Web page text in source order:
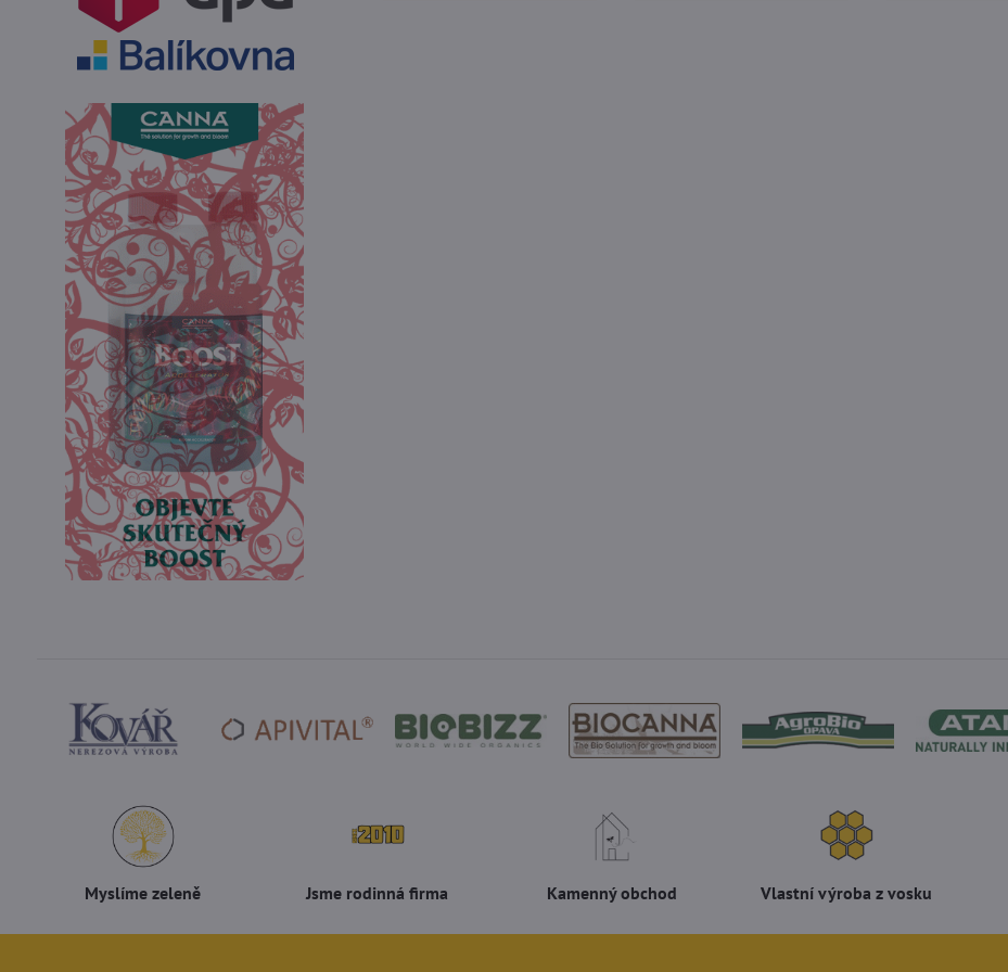
Myslíme zeleně Jsme rodinná firma Kamenný obchod Vlastní výroba z vosku